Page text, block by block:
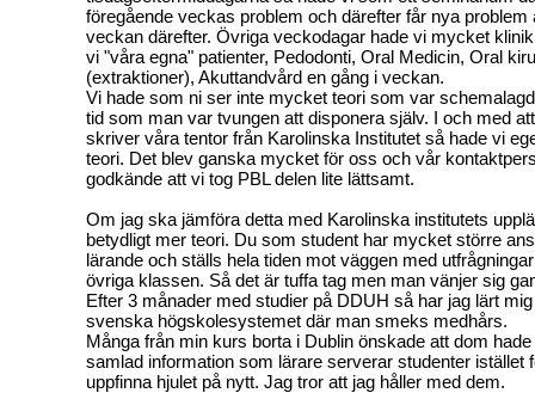
föregående veckas problem och därefter får nya problem
veckan därefter. Övriga veckodagar hade vi mycket
vi "våra egna" patienter, Pedodonti, Oral Medicin, Oral
(extraktioner), Akuttandvård en gång i veckan.
Vi hade som ni ser inte mycket teori som var
tid som man var tvungen att disponera själv. I och med
skriver våra tentor från Karolinska Institutet så hade vi
teori. Det blev ganska mycket för oss och vår
godkände att vi tog PBL delen lite lättsamt.
Om jag ska jämföra detta med Karolinska institutets
betydligt mer teori. Du som student har mycket större
lärande och ställs hela tiden mot väggen med
övriga klassen. Så det är tuffa tag men man vänjer sig
Efter 3 månader med studier på DDUH så har jag lärt
svenska högskolesystemet där man smeks medhårs.
Många från min kurs borta i Dublin önskade att dom
samlad information som lärare serverar studenter istället
uppfinna hjulet på nytt. Jag tror att jag håller med dem.